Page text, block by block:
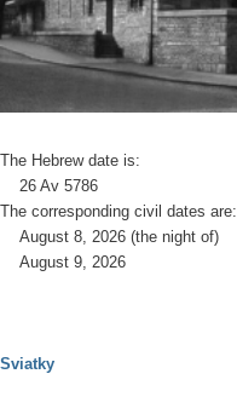
The Hebrew date is:
26 Av 5786
The corresponding civil dates are:
August 8, 2026 (the night of)
August 9, 2026
Sviatky